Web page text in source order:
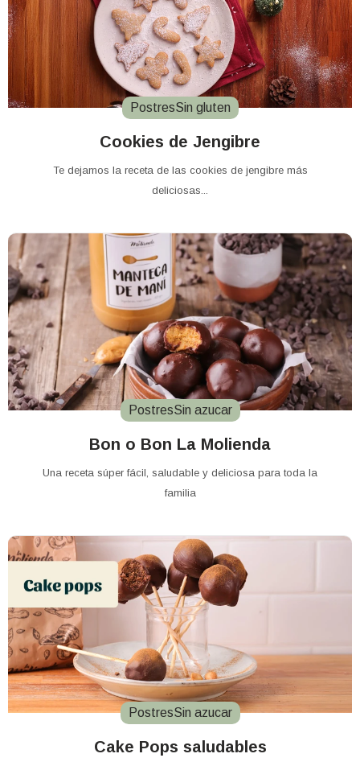
PostresSin gluten
Cookies de Jengibre
Te dejamos la receta de las cookies de jengibre más
deliciosas...
PostresSin azucar
Bon o Bon La Molienda
Una receta súper fácil, saludable y deliciosa para toda la
familia
PostresSin azucar
Cake Pops saludables